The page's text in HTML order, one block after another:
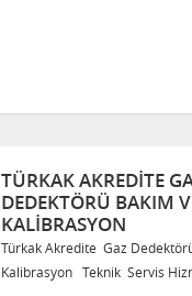
TÜRKAK AKREDITE
DEDEKTÖRÜ BAKIM
KALIBRASYON
Türkak Akredite Gaz
Kalibrasyon Teknik Servis